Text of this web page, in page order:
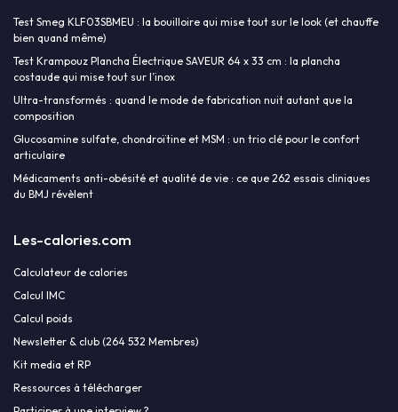
Test Smeg KLF03SBMEU : la bouilloire qui mise tout sur le look (et chauffe
bien quand même)
Test Krampouz Plancha Électrique SAVEUR 64 x 33 cm : la plancha
costaude qui mise tout sur l’inox
Ultra-transformés : quand le mode de fabrication nuit autant que la
composition
Glucosamine sulfate, chondroïtine et MSM : un trio clé pour le confort
articulaire
Médicaments anti-obésité et qualité de vie : ce que 262 essais cliniques
du BMJ révèlent
Les-calories.com
Calculateur de calories
Calcul IMC
Calcul poids
Newsletter & club (264 532 Membres)
Kit media et RP
Ressources à télécharger